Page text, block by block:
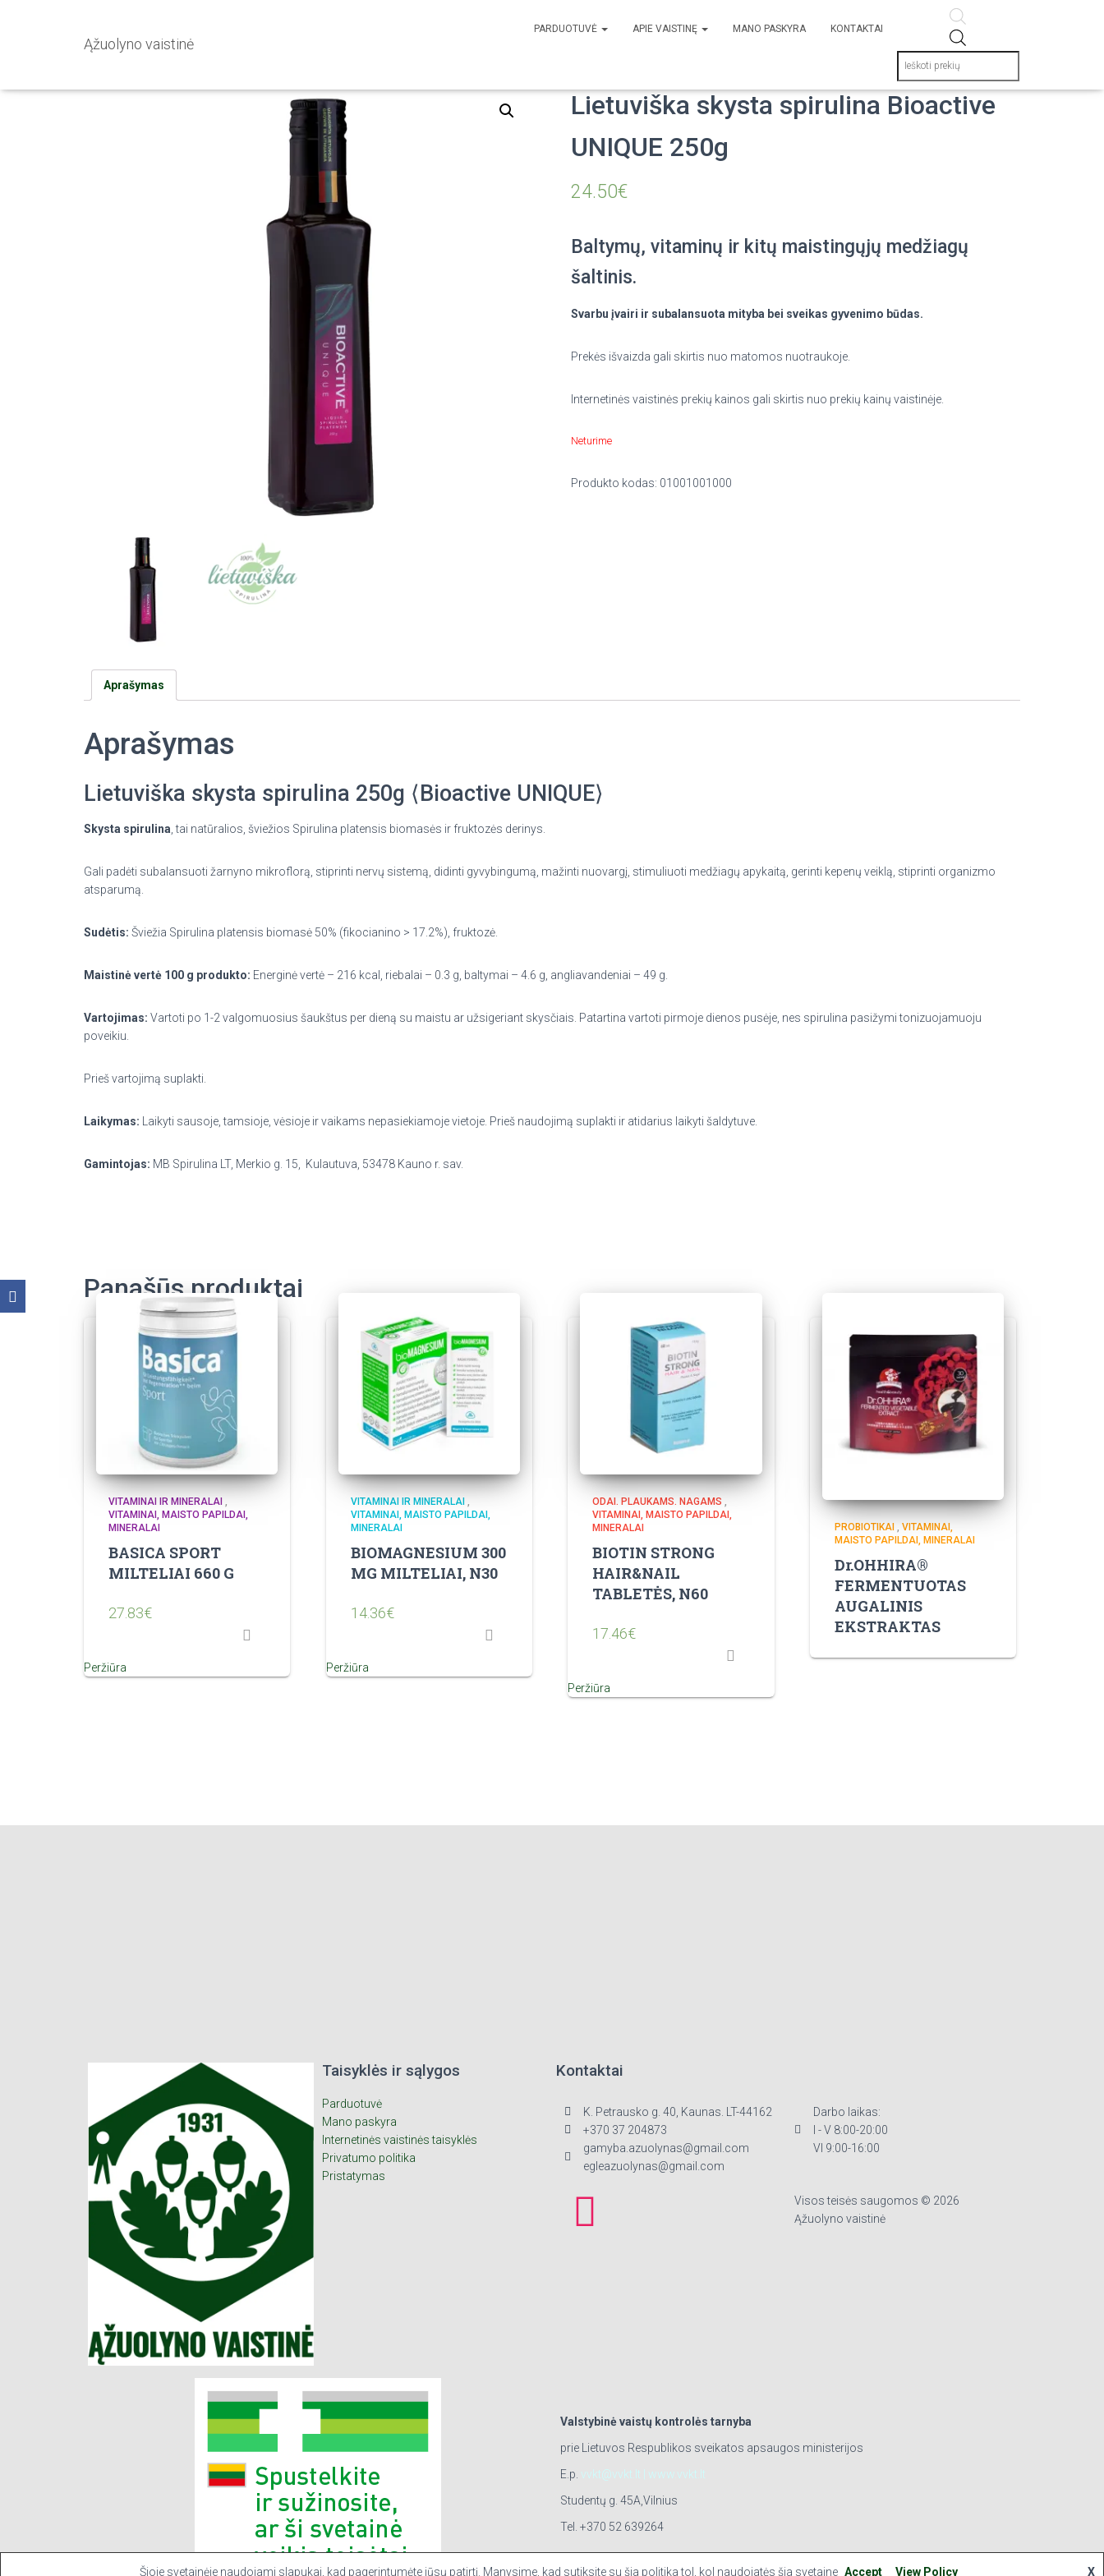
Ąžuolyno vaistinė
PARDUOTUVĖ APIE VAISTINĘ MANO PASKYRA KONTAKTAI
Lietuviška skysta spirulina Bioactive
UNIQUE 250g
24.50€
Baltymų, vitaminų ir kitų maistingųjų medžiagų
šaltinis.
Svarbu įvairi ir subalansuota mityba bei sveikas gyvenimo būdas.
Prekės išvaizda gali skirtis nuo matomos nuotraukoje.
Internetinės vaistinės prekių kainos gali skirtis nuo prekių kainų vaistinėje.
Neturime
Produkto kodas: 01001001000
Aprašymas
Aprašymas
Lietuviška skysta spirulina 250g ⟨Bioactive UNIQUE⟩
Skysta spirulina , tai natūralios, šviežios Spirulina platensis biomasės ir fruktozės derinys.
Gali padėti subalansuoti žarnyno mikroflorą, stiprinti nervų sistemą, didinti gyvybingumą, mažinti nuovargį, stimuliuoti medžiagų apykaitą, gerinti kepenų veiklą, stiprinti organizmo
atsparumą.
Sudėtis: Šviežia Spirulina platensis biomasė 50% (fikocianino > 17.2%), fruktozė.
Maistinė vertė 100 g produkto: Energinė vertė – 216 kcal, riebalai – 0.3 g, baltymai – 4.6 g, angliavandeniai – 49 g.
Vartojimas: Vartoti po 1-2 valgomuosius šaukštus per dieną su maistu ar užsigeriant skysčiais. Patartina vartoti pirmoje dienos pusėje, nes spirulina pasižymi tonizuojamuoju
poveikiu.
Prieš vartojimą suplakti.
Laikymas: Laikyti sausoje, tamsioje, vėsioje ir vaikams nepasiekiamoje vietoje. Prieš naudojimą suplakti ir atidarius laikyti šaldytuve.
Gamintojas: MB Spirulina LT, Merkio g. 15, Kulautuva, 53478 Kauno r. sav.
Panašūs produktai
VITAMINAI IR MINERALAI ,
VITAMINAI, MAISTO PAPILDAI,
MINERALAI
BASICA SPORT
MILTELIAI 660 G
27.83€
Peržiūra
VITAMINAI IR MINERALAI,
VITAMINAI, MAISTO PAPILDAI,
MINERALAI
BIOMAGNESIUM 300
MG MILTELIAI, N30
14.36€
Peržiūra
ODAI. PLAUKAMS. NAGAMS ,
VITAMINAI, MAISTO PAPILDAI,
MINERALAI
BIOTIN STRONG
HAIR&NAIL
TABLETĖS, N60
17.46€
Peržiūra
PROBIOTIKAI ,VITAMINAI,
MAISTO PAPILDAI, MINERALAI
Dr.OHHIRA®
FERMENTUOTAS
AUGALINIS
EKSTRAKTAS
Taisyklės ir sąlygos
Parduotuvė
Mano paskyra
Internetinės vaistinės taisyklės
Privatumo politika
Pristatymas
Kontaktai
K. Petrausko g. 40, Kaunas. LT-44162
+370 37 204873
gamyba.azuolynas@gmail.com
egleazuolynas@gmail.com
Darbo laikas:
I - V 8:00-20:00
VI 9:00-16:00
Visos teisės saugomos © 2026
Ąžuolyno vaistinė
Valstybinė vaistų kontrolės tarnyba
prie Lietuvos Respublikos sveikatos apsaugos ministerijos
E.p.
vvkt@vvkt.lt
www.vvkt.lt
Studentų g. 45A,Vilnius
Tel. +370 52 639264
Šioje svetainėje naudojami slapukai, kad pagerintumėte jūsų patirtį. Manysime, kad sutiksite su šia politika tol, kol naudojatės šia svetaine X
Accept View Policy